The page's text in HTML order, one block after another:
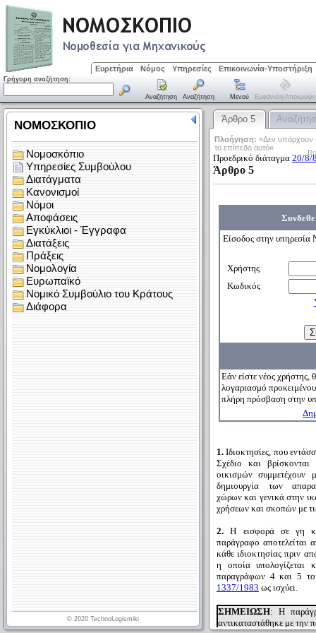
Ευρετήρια Νόμος Υπηρεσίες Επικοινωνία-Υποστήριξη
Γρήγορη αναζήτηση:
Αναζήτηση Αναζήτηση Μενού Εμφάνιση/απόκρυψη
Άρθρο 5